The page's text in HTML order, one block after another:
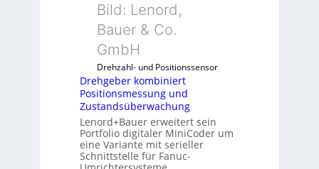
i
i
e
r
n
e
n
s
p
b
e
r
r
y
o
m
n
i
e
r
t
P
Bild: Lenord,
Bauer & Co.
GmbH
Drehzahl- und Positionssensor
Drehgeber kombiniert
Positionsmessung und
Zustandsüberwachung
Lenord+Bauer erweitert sein
Portfolio digitaler MiniCoder um
eine Variante mit serieller
Schnittstelle für Fanuc-